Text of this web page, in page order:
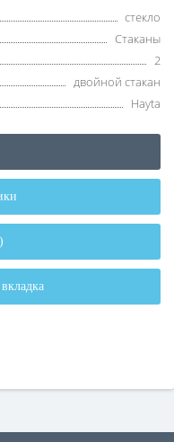
стекло
Стаканы
2
двойной стакан
Hayta